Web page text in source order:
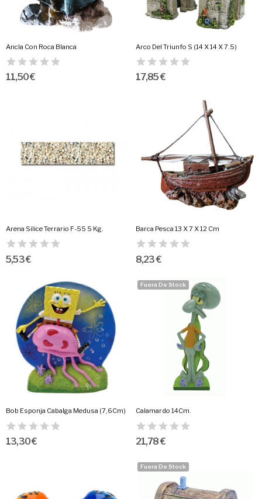
Ancla Con Roca Blanca
11,50 €
Arco Del Triunfo S (14 X 14 X 7.5)
17,85 €
Arena Silice Terrario F-55 5 Kg.
5,53 €
Barca Pesca 13 X 7 X 12 Cm
8,23 €
Bob Esponja Cabalga Medusa (7,6Cm)
13,30 €
Fuera De Stock
Calamardo 14Cm.
21,78 €
Fuera De Stock